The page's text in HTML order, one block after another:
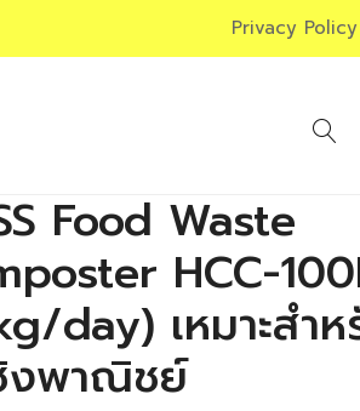
Privacy Policy
Food Waste
HCC-
day) เหมาะสำห
งพาณิชย์